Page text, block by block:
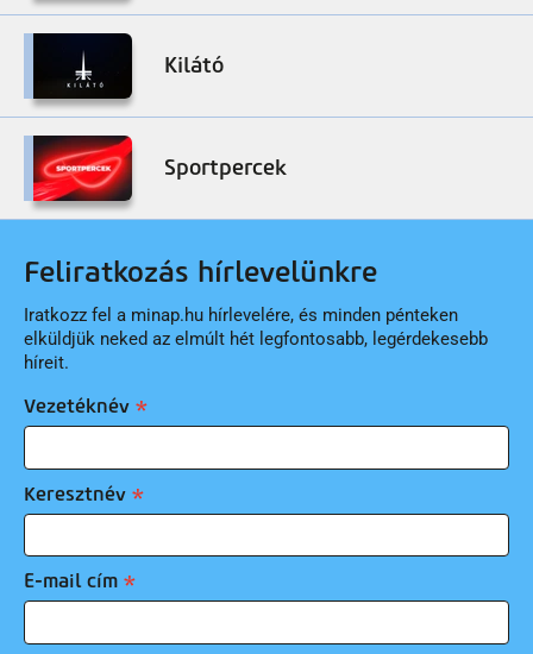
Kilátó
Sportpercek
Feliratkozás hírlevelünkre
Iratkozz fel a minap.hu hírlevelére, és minden pénteken
elküldjük neked az elmúlt hét legfontosabb, legérdekesebb
híreit.
Vezetéknév
Keresztnév
E-mail cím